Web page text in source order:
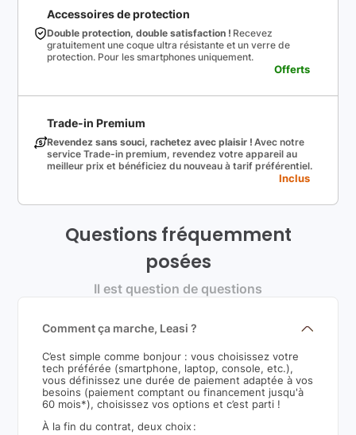
Accessoires de protection
Double protection, double satisfaction ! Recevez
gratuitement une coque ultra résistante et un verre de
protection. Pour les smartphones uniquement.
Offerts
Trade-in Premium
Revendez sans souci, rachetez avec plaisir ! Avec notre
service Trade-in premium, revendez votre appareil au
meilleur prix et bénéficiez du nouveau à tarif préférentiel.
Inclus
Questions fréquemment
posées
Il est question de questions
Comment ça marche, Leasi ?
C’est simple comme bonjour : vous choisissez votre
tech préférée (smartphone, laptop, console, etc.),
vous définissez une durée de paiement adaptée à vos
besoins (paiement comptant ou financement jusqu'à
60 mois*), choisissez vos options et c’est parti !
À la fin du contrat, deux choix :